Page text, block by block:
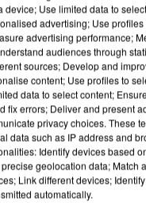
CES
SONT...
device; Use limited data to
advertising; Use
advertising performance;
audiences through
sources; Develop and
content; Use profiles to
data to select content;
fix errors; Deliver and present
privacy choices. These
data such as IP address and
Identify devices based
geolocation data; Match
Link different devices;
automatically.